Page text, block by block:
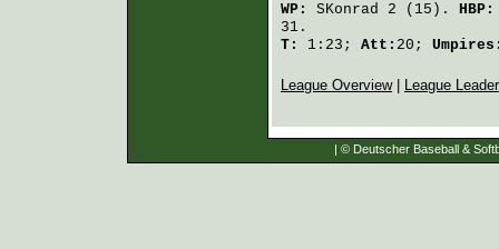
WP: SKonrad 2 (15).
31.
T:
1:23; Att: 20;
League Overview| League
| © Deutscher Baseball &